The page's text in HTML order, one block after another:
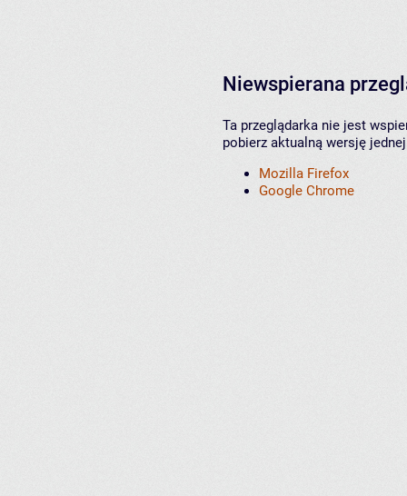
Niewspierana
Ta przeglądarka nie jest
pobierz aktualną wersję
Mozilla Firefox
Google Chrome